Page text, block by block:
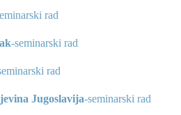
rad
-seminarski rad
rad
Jugoslavija-seminarski rad